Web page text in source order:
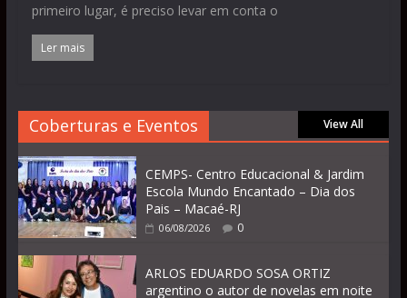
primeiro lugar, é preciso levar em conta o
Ler mais
Coberturas e Eventos View All
CEMPS- Centro Educacional & Jardim
Escola Mundo Encantado – Dia dos
Pais – Macaé-RJ
06/08/2026 0
ARLOS EDUARDO SOSA ORTIZ
argentino o autor de novelas em noite